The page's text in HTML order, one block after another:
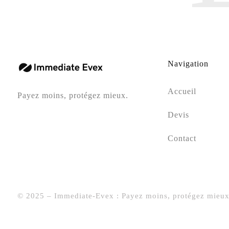
Payez moins, protégez mieux.
Navigation
Accueil
Devis
Contact
© 2025 – Immediate-Evex : Payez moins, protégez